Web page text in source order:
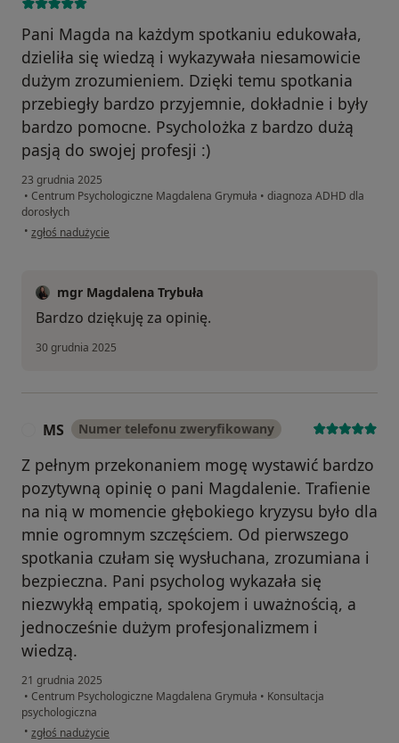
Pani Magda na każdym spotkaniu edukowała,
dzieliła się wiedzą i wykazywała niesamowicie
dużym zrozumieniem. Dzięki temu spotkania
przebiegły bardzo przyjemnie, dokładnie i były
bardzo pomocne. Psycholożka z bardzo dużą
pasją do swojej profesji :)
23 grudnia 2025
• Centrum Psychologiczne Magdalena Grymuła • diagnoza ADHD dla
dorosłych
• w opinii użytkownika Kuba
zgłoś nadużycie
mgr Magdalena Trybuła
Bardzo dziękuję za opinię.
30 grudnia 2025
MS Numer telefonu zweryfikowany
Z pełnym przekonaniem mogę wystawić bardzo
pozytywną opinię o pani Magdalenie. Trafienie
na nią w momencie głębokiego kryzysu było dla
mnie ogromnym szczęściem. Od pierwszego
spotkania czułam się wysłuchana, zrozumiana i
bezpieczna. Pani psycholog wykazała się
niezwykłą empatią, spokojem i uważnością, a
jednocześnie dużym profesjonalizmem i
wiedzą.
21 grudnia 2025
• Centrum Psychologiczne Magdalena Grymuła • Konsultacja
psychologiczna
• w opinii użytkownika MS
zgłoś nadużycie